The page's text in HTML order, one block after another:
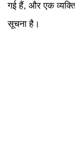
गई हैं, और एक
सूचना है।